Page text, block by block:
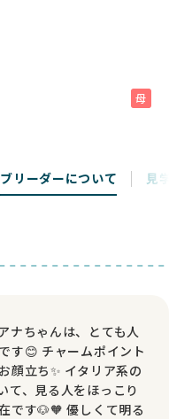
母
ブリーダーについて 見
ナちゃんは、とても人
す😊 チャームポイント
顔立ち✨ イタリア系の
て、見る人をほっこり
です🐶🧡 優しくて明る